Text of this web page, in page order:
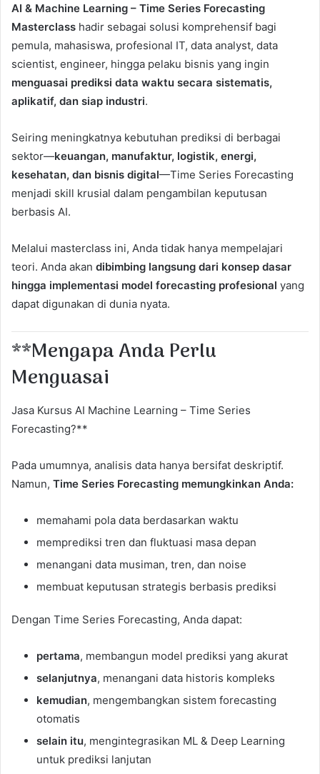
AI & Machine Learning – Time Series Forecasting
Masterclass hadir sebagai solusi komprehensif bagi
pemula, mahasiswa, profesional IT, data analyst, data
scientist, engineer, hingga pelaku bisnis yang ingin
menguasai prediksi data waktu secara sistematis,
aplikatif, dan siap industri.
Seiring meningkatnya kebutuhan prediksi di berbagai
sektor—keuangan, manufaktur, logistik, energi,
kesehatan, dan bisnis digital—Time Series Forecasting
menjadi skill krusial dalam pengambilan keputusan
berbasis AI.
Melalui masterclass ini, Anda tidak hanya mempelajari
teori. Anda akan dibimbing langsung dari konsep dasar
hingga implementasi model forecasting profesional yang
dapat digunakan di dunia nyata.
**Mengapa Anda Perlu
Menguasai
Jasa Kursus AI Machine Learning – Time Series
Forecasting?**
Pada umumnya, analisis data hanya bersifat deskriptif.
Namun, Time Series Forecasting memungkinkan Anda:
memahami pola data berdasarkan waktu
memprediksi tren dan fluktuasi masa depan
menangani data musiman, tren, dan noise
membuat keputusan strategis berbasis prediksi
Dengan Time Series Forecasting, Anda dapat:
pertama, membangun model prediksi yang akurat
selanjutnya, menangani data historis kompleks
kemudian, mengembangkan sistem forecasting
otomatis
selain itu, mengintegrasikan ML & Deep Learning
untuk prediksi lanjutan